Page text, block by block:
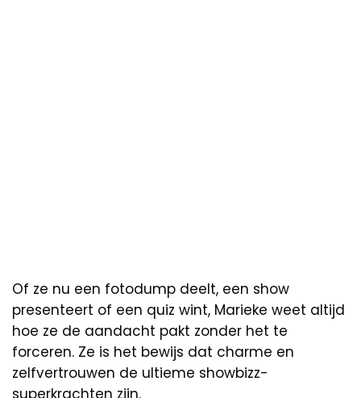
Of ze nu een fotodump deelt, een show
presenteert of een quiz wint, Marieke weet altijd
hoe ze de aandacht pakt zonder het te
forceren. Ze is het bewijs dat charme en
zelfvertrouwen de ultieme showbizz-
superkrachten zijn.